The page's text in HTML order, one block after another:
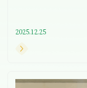
2025.12.25